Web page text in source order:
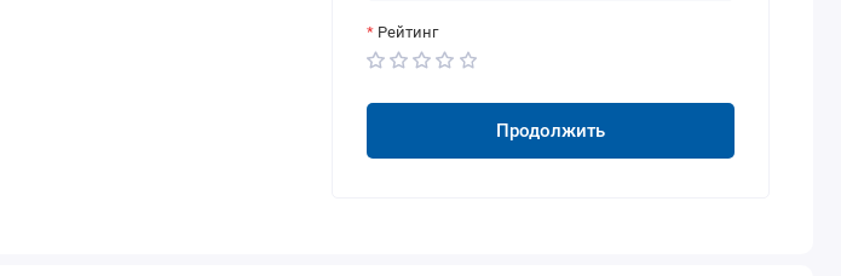
Рейтинг
Продолжить